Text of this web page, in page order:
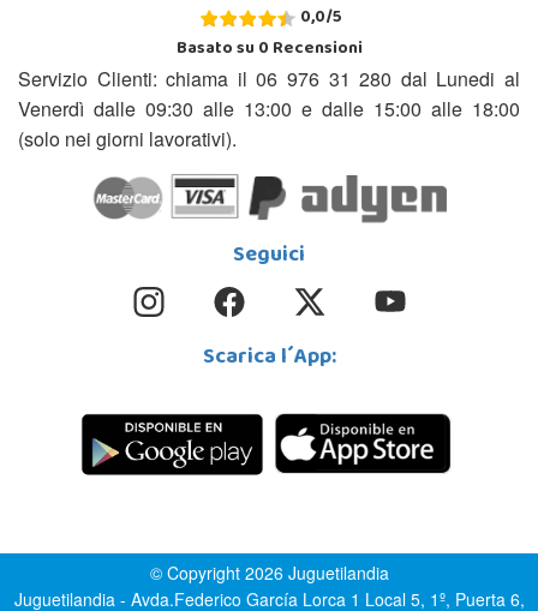
0,0/5
Basato su0Recensioni
Servizio Clienti: chiama il 06 976 31 280 dal Lunedi al
Venerdì dalle 09:30 alle 13:00 e dalle 15:00 alle 18:00
(solo nei giorni lavorativi).
Seguici
Scarica l´App:
© Copyright 2026 Juguetilandia
Juguetilandia - Avda.Federico García Lorca 1 Local 5, 1º, Puerta 6,